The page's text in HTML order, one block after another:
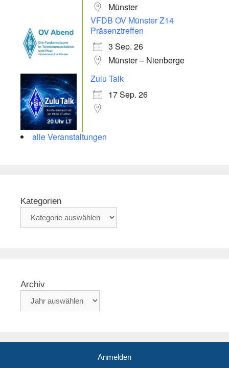
Münster
VFDB OV Münster Z14
Präsenztreffen
3 Sep. 26
Münster – Nienberge
Zulu Talk
17 Sep. 26
alle Veranstaltungen
Kategorien
Archiv
Anmelden